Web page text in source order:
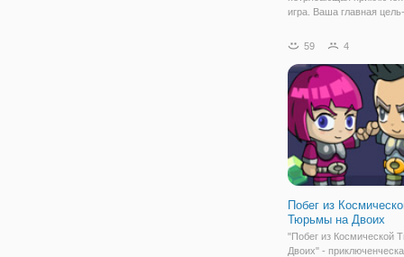
игра. Ваша главная
каждого уровня. Он
помощь, чтобы
Для этого
59 4
Побег из
Тюрьмы на Двоих
"Побег из Космической
Двоих" -